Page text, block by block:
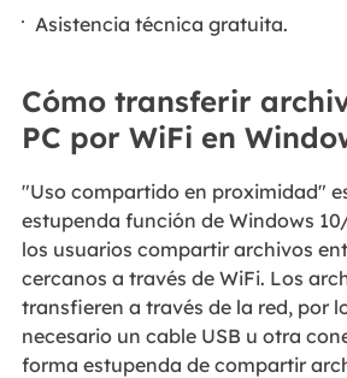
Asistencia técnica gratuita.
Cómo transferir
PC por WiFi en
"Uso compartido en proximidad"
estupenda función de Windows
los usuarios compartir archivos
cercanos a través de WiFi. Los
transfieren a través de la red, por
necesario un cable USB u otra
forma estupenda de compartir